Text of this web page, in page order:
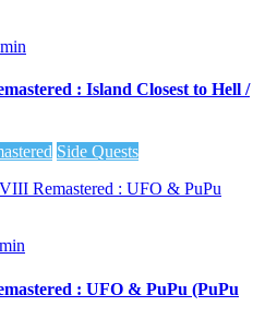
: Island Closest to Hell /
Side Quests
: UFO & PuPu (PuPu